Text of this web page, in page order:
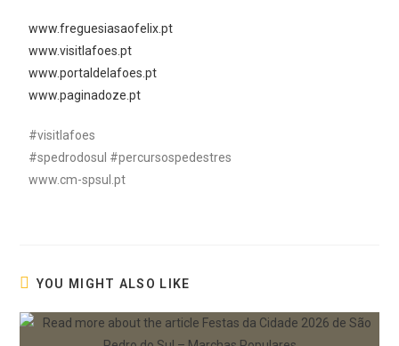
www.freguesiasaofelix.pt
www.visitlafoes.pt
www.portaldelafoes.pt
www.paginadoze.pt
#visitlafoes
#spedrodosul #percursospedestres
www.cm-spsul.pt
YOU MIGHT ALSO LIKE